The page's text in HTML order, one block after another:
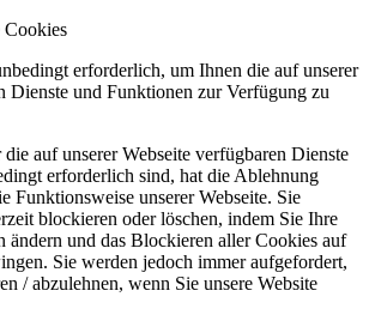
Cookies
erforderlich, um Ihnen die auf unserer
Dienste und Funktionen zur Verfügung zu
auf unserer Webseite verfügbaren Dienste
erforderlich sind, hat die Ablehnung
Funktionsweise unserer Webseite. Sie
blockieren oder löschen, indem Sie Ihre
ändern und das Blockieren aller Cookies auf
Sie werden jedoch immer aufgefordert,
/ abzulehnen, wenn Sie unsere Website